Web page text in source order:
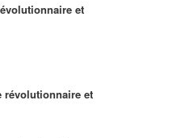
et
révolutionnaire et